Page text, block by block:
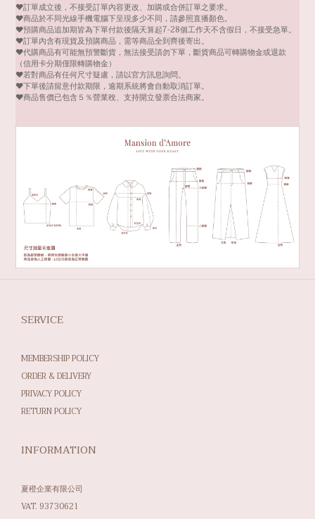
❤️訂單成立後，不接受訂單內容更改、加購或合併訂單之要求。
❤️商品於不同光線手機電腦下呈現多少不同，請參照直播顏色。
❤️預購商品追加期皆為下單付款後隔天算起7-28個工作天不含假日，不接受急單。
❤️訂單內含有現貨及預購商品，需等商品全到齊後寄出。
❤️代購商品有可能無預警斷貨，無法接受請勿下單，斷貨商品可轉購物金或退款
（信用卡分期僅限轉購物金）
❤️若對商品有任何尺寸疑慮，請以官方訊息詢問。
❤️下單後請留意付款期限，逾期系統將會自動取消訂單。
❤️商品售價已包含５％營業稅、支持開立發票合法商家。
SERVICE
MEMBERSHIP POLICY
ORDER & DELIVERY
PRIVACY POLICY
RETURN POLICY
INFORMATION
夏橙企業有限公司
VAT. 93730621